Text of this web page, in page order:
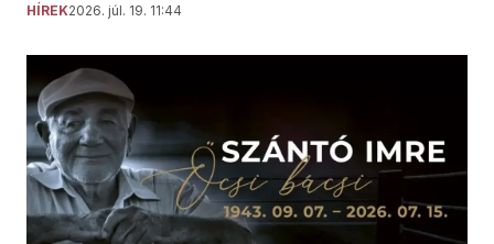
HÍREK2026. júl. 19. 11:44